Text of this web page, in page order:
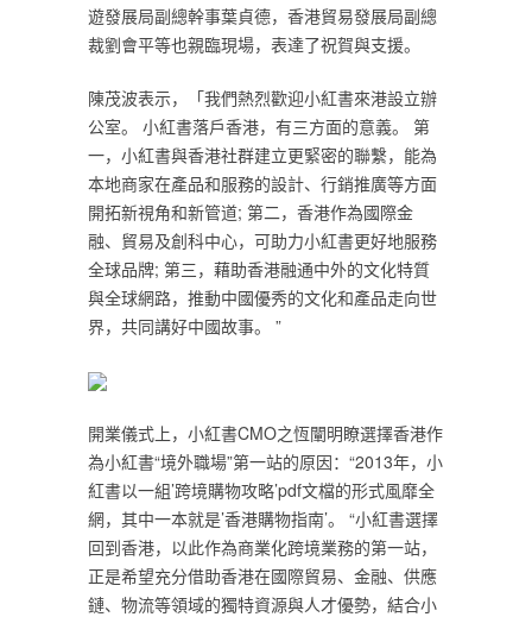
遊發展局副總幹事葉貞德，香港貿易發展局副總
裁劉會平等也親臨現場，表達了祝賀與支援。
陳茂波表示，「我們熱烈歡迎小紅書來港設立辦
公室。 小紅書落戶香港，有三方面的意義。 第
一，小紅書與香港社群建立更緊密的聯繫，能為
本地商家在產品和服務的設計、行銷推廣等方面
開拓新視角和新管道; 第二，香港作為國際金
融、貿易及創科中心，可助力小紅書更好地服務
全球品牌; 第三，藉助香港融通中外的文化特質
與全球網路，推動中國優秀的文化和產品走向世
界，共同講好中國故事。 ”
開業儀式上，小紅書CMO之恆闡明瞭選擇香港作
為小紅書“境外職場”第一站的原因：“2013年，小
紅書以一組’跨境購物攻略’pdf文檔的形式風靡全
網，其中一本就是’香港購物指南’。 “小紅書選擇
回到香港，以此作為商業化跨境業務的第一站，
正是希望充分借助香港在國際貿易、金融、供應
鏈、物流等領域的獨特資源與人才優勢，結合小